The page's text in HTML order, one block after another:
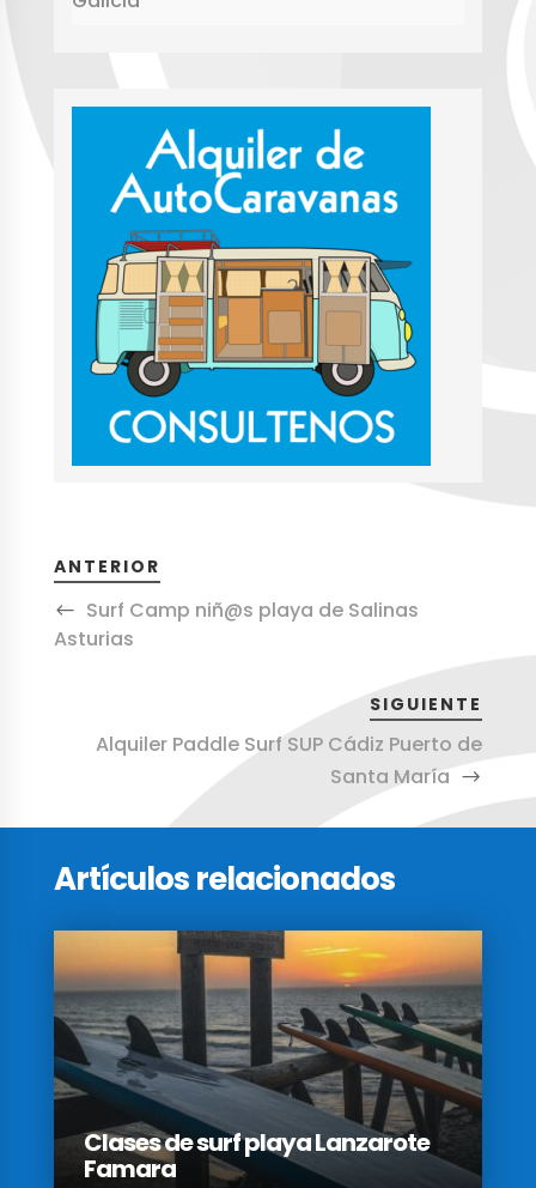
ANTERIOR
Surf Camp niñ@s playa de Salinas
Asturias
SIGUIENTE
Alquiler Paddle Surf SUP Cádiz Puerto de
Santa María
Artículos relacionados
Clases de surf playa Lanzarote
Famara